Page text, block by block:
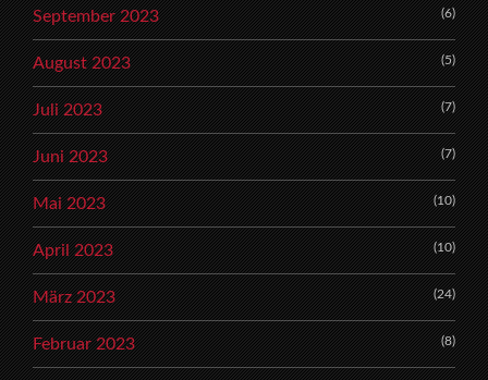
September 2023 (6)
August 2023 (5)
Juli 2023 (7)
Juni 2023 (7)
Mai 2023 (10)
April 2023 (10)
März 2023 (24)
Februar 2023 (8)